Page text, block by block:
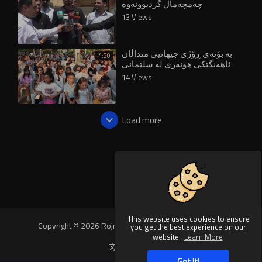
This website uses cookies to ensure
you get the best experience on our
website. Learn More
چەمچەماڵ گردبوونەوە
13 Views
4:20 بە بۆنەی ڕۆژی جیهانیی منداڵان
ئاهەنگێکی هونەری لە سلێمانی
بەڕێوەچوو
14 Views
Load more
Copyright © 2026 Rojnews Video. All rights reserved.
Language